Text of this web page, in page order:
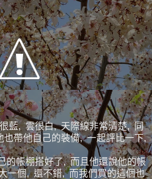
藍, 雲很白, 天際線非常清楚, 同
帶他自己的裝備, 一起評比一下,
的帳棚搭好了, 而且他還說他的帳
一個, 還不錯, 而我們買的這個也